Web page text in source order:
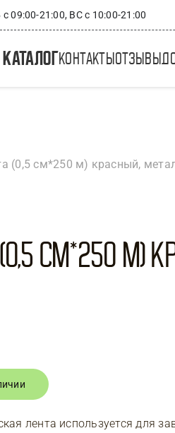
09:00-21:00, ВС с 10:00-21:00
контакты отзывы
(0,5 см*250 м) красный,
см*250 м)
лента используется для